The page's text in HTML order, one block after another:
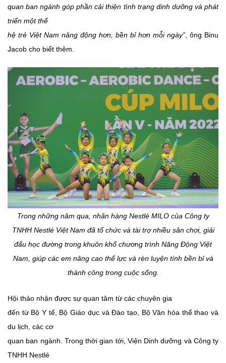
quan ban ngành góp phần cải thiện tình trạng dinh dưỡng và phát
triển một thế
hệ trẻ Việt Nam năng động hơn, bền bỉ hơn mỗi ngày”, ông Binu
Jacob cho biết thêm.
Trong những năm qua, nhãn hàng Nestlé MILO của Công ty
TNHH Nestlé Việt Nam đã tổ chức và tài trợ nhiều sân chơi, giải
đấu học đường trong khuôn khổ chương trình Năng Động Việt
Nam, giúp các em nâng cao thể lực và rèn luyện tính bền bỉvà
thành công trong cuộc sống.
Hội thảo nhận được sự quan tâm từ các chuyên gia
đến từ Bộ Y tế, Bộ Giáo dục và Đào tạo, Bộ Văn hóa thể thao và
du lịch, các cơ
quan ban ngành. Trong thời gian tới, Viện Dinh dưỡng và Công ty
TNHH Nestlé